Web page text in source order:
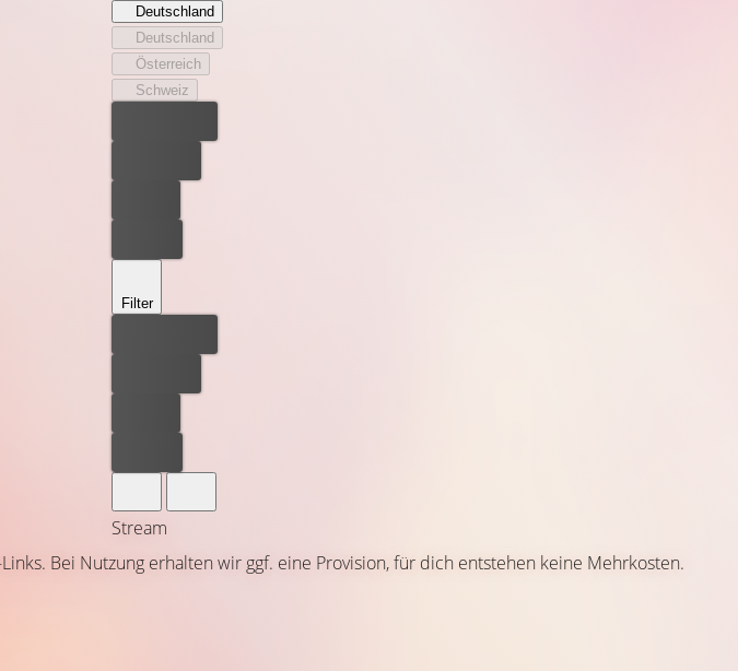
Deutschland
Deutschland
Österreich
Schweiz
Filter
Stream
Bei Nutzung erhalten wir ggf. eine Provision, für dich entstehen keine Mehrkosten.